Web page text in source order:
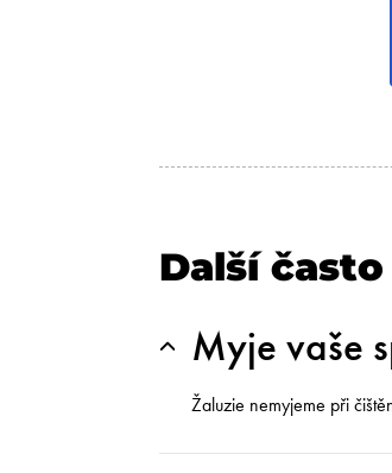
Další
Myje vaše
Žaluzie nemyjeme při